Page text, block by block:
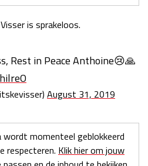
is sprakeloos.
Rest in Peace Anthoine😢🙏
August 31, 2019
wordt momenteel geblokkeerd
respecteren. Klik hier om jouw